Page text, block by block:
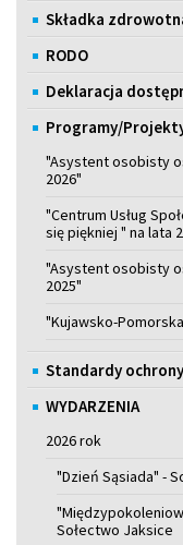
Składka
RODO
Deklaracja
Programy/
"Asystent osobisty
2026"
"Centrum Usług
się piękniej " na lata
"Asystent osobisty
2025"
"Kujawsko-
Standardy
WYDARZENIA
2026 rok
"Dzień Sąsiada" -
Sołectwo Jaksice